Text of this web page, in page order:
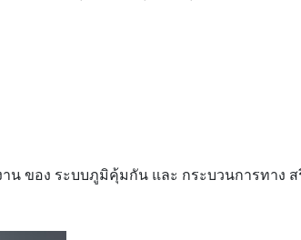
น ของ ระบบภูมิคุ้มกัน และ กระบวนการทาง